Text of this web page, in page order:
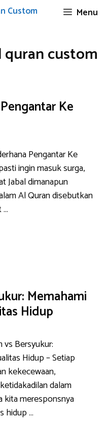
Menu
quran custom
Ke
Pengantar Ke
ingin masuk surga,
Jabal dimanapun
Al Quran disebutkan
…
Memahami
Hidup
vs Bersyukur:
Hidup – Setiap
kekecewaan,
dalam
kita meresponsnya
hidup …